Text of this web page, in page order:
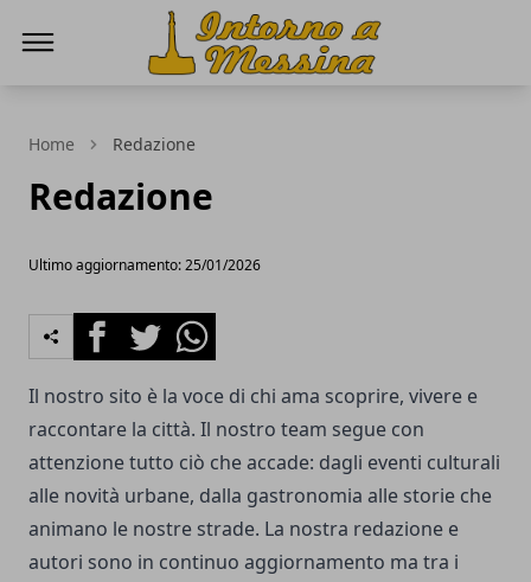
Home Redazione
Redazione
Ultimo aggiornamento: 25/01/2026
FacebookTwitterWhatsapp
Il nostro sito è la voce di chi ama scoprire, vivere e
raccontare la città. Il nostro team segue con
attenzione tutto ciò che accade: dagli eventi culturali
alle novità urbane, dalla gastronomia alle storie che
animano le nostre strade. La nostra redazione e
autori sono in continuo aggiornamento ma tra i